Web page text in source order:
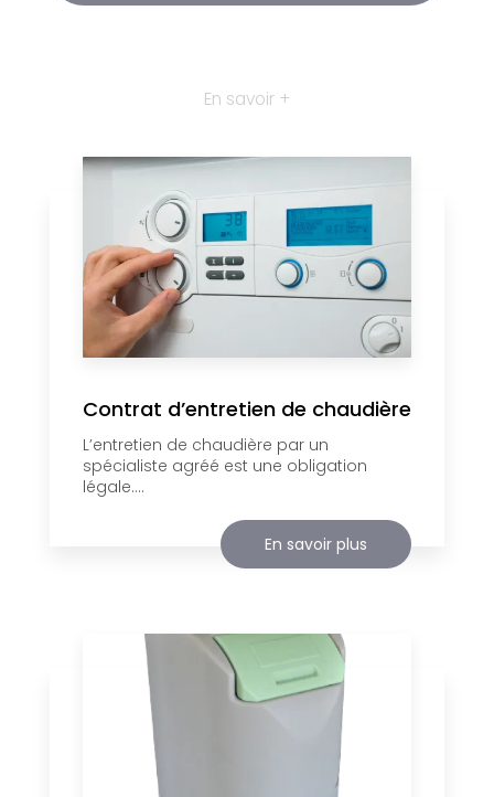
En savoir +
Contrat d’entretien de chaudière
L’entretien de chaudière par un
spécialiste agréé est une obligation
légale....
En savoir plus